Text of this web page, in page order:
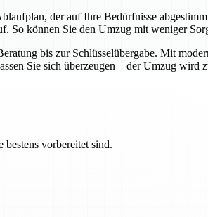
der auf Ihre Bedürfnisse
können Sie den Umzug mit weniger
bis zur Schlüsselübergabe. Mit
Sie sich überzeugen – der Umzug wird
vorbereitet sind.